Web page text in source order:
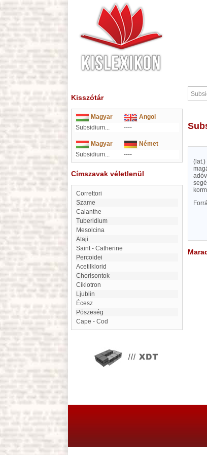
Kisszótár
Magyar
Angol
Subsidium...
----
Magyar
Német
Subsidium...
----
Címszavak véletlenül
Correttori
Szame
Calanthe
Tuberidium
Mesolcina
Ataji
Saint - Catherine
Percoidei
Acetilklorid
Chorisontok
ciklotron
Ljublin
écesz
Pöszeség
Cape - Cod
(lat.)